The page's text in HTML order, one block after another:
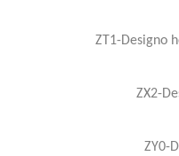
ZT1-Designo
ZX2-
ZY0-